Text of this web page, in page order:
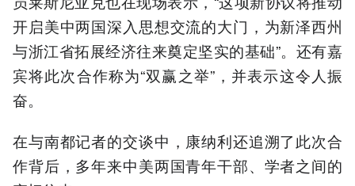
开启美中两国深入思想交流的大门，为新泽西州
与浙江省拓展经济往来奠定坚实的基础”。还有嘉
宾将此次合作称为“双赢之举”，并表示这令人振
奋。
在与南都记者的交谈中，康纳利还追溯了此次合
作背后，多年来中美两国青年干部、学者之间的